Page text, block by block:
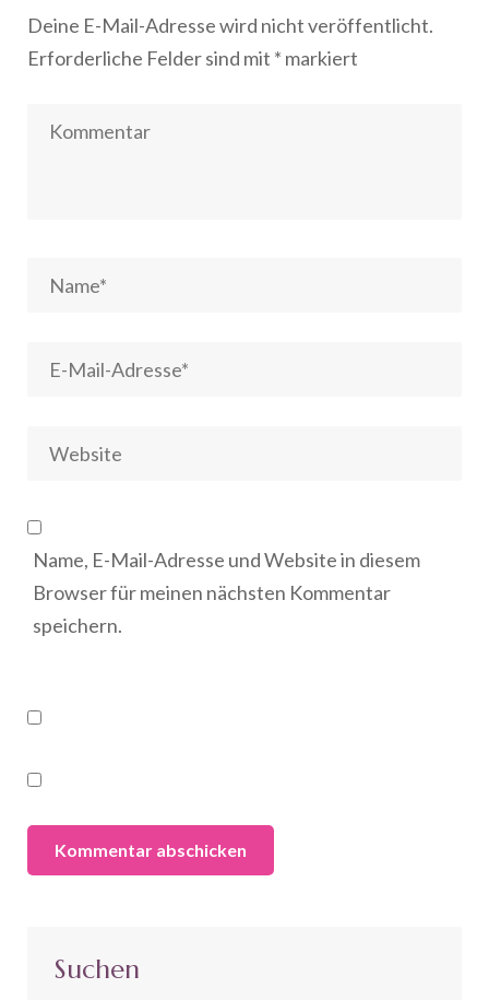
Deine E-Mail-Adresse wird nicht veröffentlicht.
Erforderliche Felder sind mit * markiert
Name, E-Mail-Adresse und Website in diesem
Browser für meinen nächsten Kommentar
speichern.
Suchen